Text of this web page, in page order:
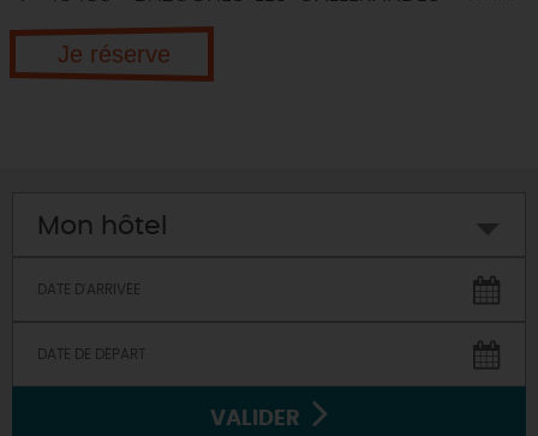
Je réserve
Mon hôtel
VALIDER